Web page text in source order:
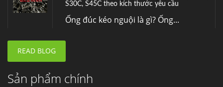
S30C, S45C theo kích thước yêu cầu
Ống đúc kéo nguội là gì? Ống...
Fengyang là một trong những nhà
READ BLOG
Sản phẩm chính